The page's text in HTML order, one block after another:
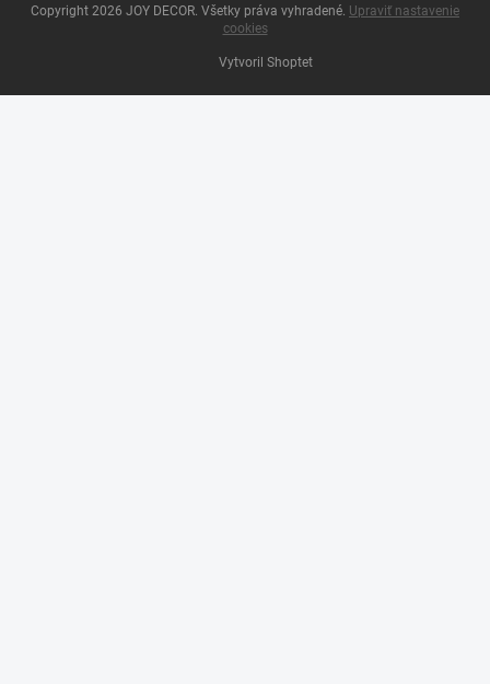
Vytvoril Shoptet
Copyright 2026 JOY DECOR . Všetky práva vyhradené. Upraviť nastavenie
cookies